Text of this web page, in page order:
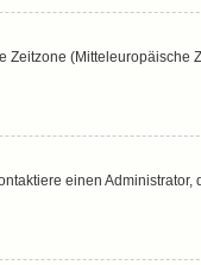
(Mitteleuropäische
einen Administrator,